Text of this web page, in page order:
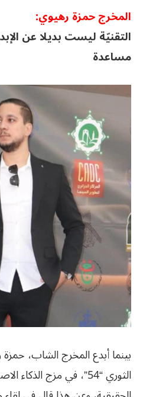
المخرج حمزة رهيوي:
التقنيّة ليست بديلا عن
مساعدة
بينما أبدع المخرج الشاب،
الثوري “54”، في مزج